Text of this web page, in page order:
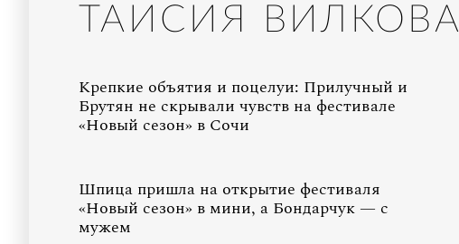
ТАИСИЯ ВИЛКОВА
Крепкие объятия и поцелуи: Прилучный и
Брутян не скрывали чувств на фестивале
«Новый сезон» в Сочи
Шпица пришла на открытие фестиваля
«Новый сезон» в мини, а Бондарчук — с
мужем